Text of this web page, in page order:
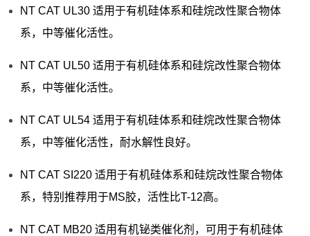
NT CAT UL30 适用于有机硅体系和硅烷改性聚合物体
系，中等催化活性。
NT CAT UL50 适用于有机硅体系和硅烷改性聚合物体
系，中等催化活性。
NT CAT UL54 适用于有机硅体系和硅烷改性聚合物体
系，中等催化活性，耐水解性良好。
NT CAT SI220 适用于有机硅体系和硅烷改性聚合物体
系，特别推荐用于MS胶，活性比T-12高。
NT CAT MB20 适用有机铋类催化剂，可用于有机硅体